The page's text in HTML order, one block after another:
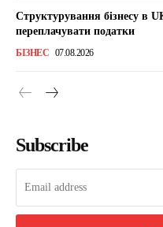
Структурування бізнесу в
переплачувати податки
БІЗНЕС 07.08.2026
Subscribe